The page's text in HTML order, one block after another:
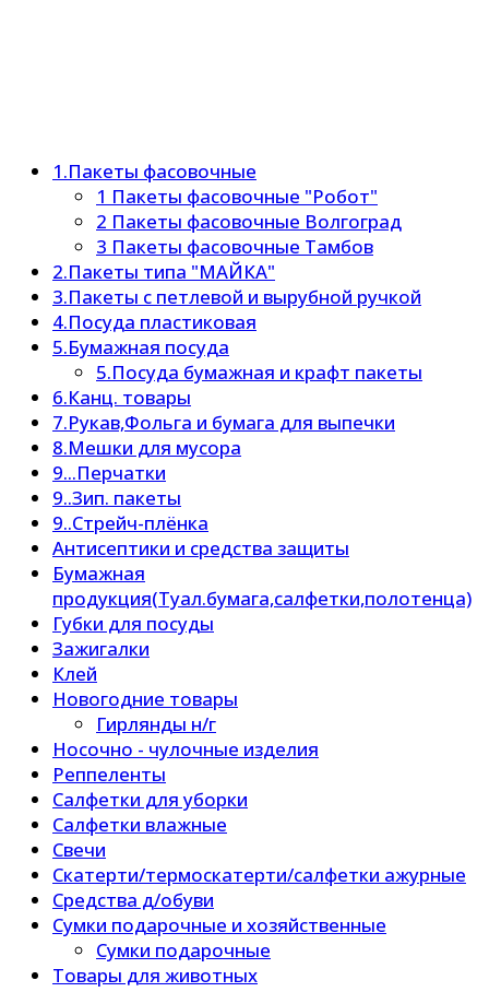
1.Пакеты фасовочные
1 Пакеты фасовочные "Робот"
2 Пакеты фасовочные Волгоград
3 Пакеты фасовочные Тамбов
2.Пакеты типа "МАЙКА"
3.Пакеты с петлевой и вырубной ручкой
4.Посуда пластиковая
5.Бумажная посуда
5.Посуда бумажная и крафт пакеты
6.Канц. товары
7.Рукав,Фольга и бумага для выпечки
8.Мешки для мусора
9...Перчатки
9..Зип. пакеты
9..Стрейч-плёнка
Антисептики и средства защиты
Бумажная
продукция(Туал.бумага,салфетки,полотенца)
Губки для посуды
Зажигалки
Клей
Новогодние товары
Гирлянды н/г
Носочно - чулочные изделия
Реппеленты
Салфетки для уборки
Салфетки влажные
Свечи
Скатерти/термоскатерти/салфетки ажурные
Средства д/обуви
Сумки подарочные и хозяйственные
Сумки подарочные
Товары для животных